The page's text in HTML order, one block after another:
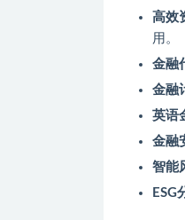
高效
用。
金融
金融
英语
金融
智能
ESG